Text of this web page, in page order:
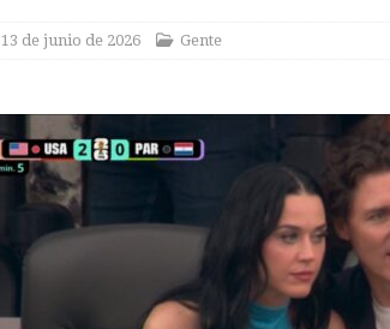
de junio de 2026 Gente